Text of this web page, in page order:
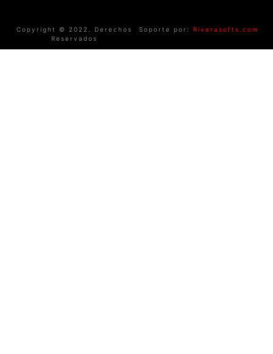
Copyright © 2022. Derechos
Reservados
Soporte por: Riverasofts.com